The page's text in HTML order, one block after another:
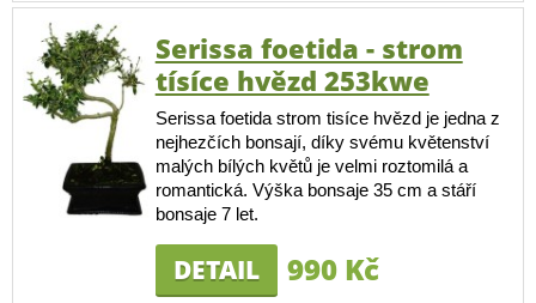
Serissa foetida - strom
tísíce hvězd 253kwe
Serissa foetida strom tisíce hvězd je jedna z
nejhezčích bonsají, díky svému květenství
malých bílých květů je velmi roztomilá a
romantická. Výška bonsaje 35 cm a stáří
bonsaje 7 let.
DETAIL 990 Kč